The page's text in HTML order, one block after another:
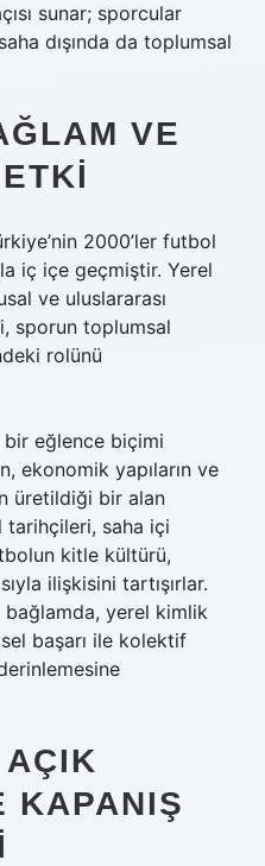
sunar; sporcular
dışında da toplumsal
VE
2000’ler futbol
iç içe geçmiştir. Yerel
ve uluslararası
sporun toplumsal
rolünü
bir eğlence biçimi
ekonomik yapıların ve
üretildiği bir alan
saha içi
kitle kültürü,
ilişkisini tartışırlar.
bağlamda, yerel kimlik
başarı ile kolektif
AÇIK
KAPANIŞ